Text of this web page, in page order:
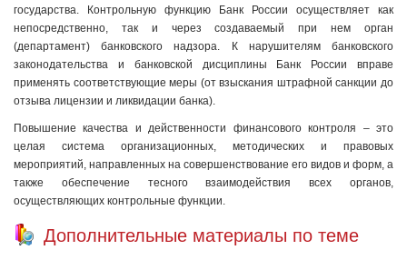
государства. Контрольную функцию Банк России осуществляет как
непосредственно, так и через создаваемый при нем орган
(департамент) банковского надзора. К нарушителям банковского
законодательства и банковской дисциплины Банк России вправе
применять соответствующие меры (от взыскания штрафной санкции до
отзыва лицензии и ликвидации банка).
Повышение качества и действенности финансового контроля – это
целая система организационных, методических и правовых
мероприятий, направленных на совершенствование его видов и форм, а
также обеспечение тесного взаимодействия всех органов,
осуществляющих контрольные функции.
Дополнительные материалы по теме